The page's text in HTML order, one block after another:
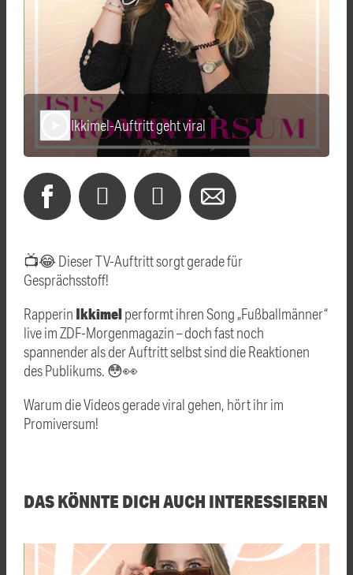
Ikkimel-Auftritt geht viral
📺😂 Dieser TV-Auftritt sorgt gerade für
Gesprächsstoff!
Rapperin Ikkimelperformt ihren Song „Fußballmänner“
live im ZDF-Morgenmagazin – doch fast noch
spannender als der Auftritt selbst sind die Reaktionen
des Publikums. 😳👀
Warum die Videos gerade viral gehen, hört ihr im
Promiversum!
DAS KÖNNTE DICH AUCH INTERESSIEREN